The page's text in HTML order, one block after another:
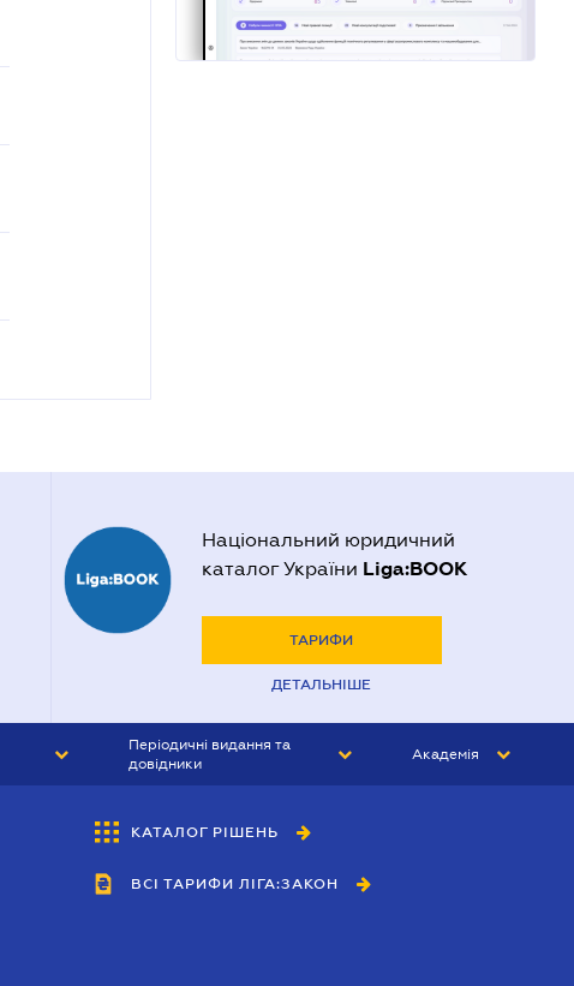
Національний юридичний
каталог України Liga:BOOK
ТАРИФИ
ДЕТАЛЬНІШЕ
Періодичні видання та
довідники
БУХГАЛТЕР&ЗАКОН
ВІСНИК МСФЗ
Академія
КАТАЛОГ РІШЕНЬ
ВСІ ТАРИФИ ЛІГА:ЗАКОН